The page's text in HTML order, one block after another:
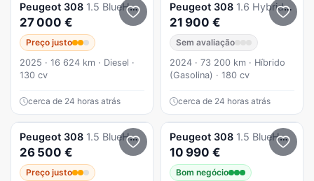
Peugeot 308 1.5 BlueHDi Style EAT8
27 000 €
Preço justo
2025 · 16 624 km · Diesel ·
130 cv
cerca de 24 horas atrás
Peugeot 308 1.6 Hybrid Allure Pack e-EAT8
21 900 €
Sem avaliação
2024 · 73 200 km · Híbrido
(Gasolina) · 180 cv
cerca de 24 horas atrás
Peugeot 308 1.5 BlueHDi Style EAT8
26 500 €
Preço justo
Peugeot 308 1.5 BlueHDi Business Line
10 990 €
Bom negócio